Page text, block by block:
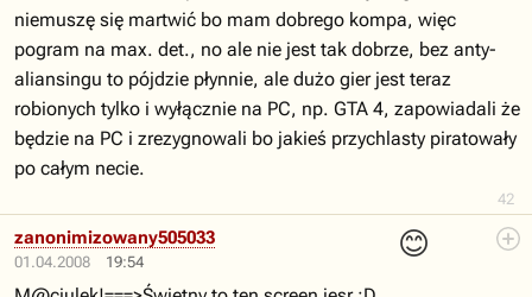
42
niemuszę się martwić bo mam dobrego kompa, więc
pogram na max. det., no ale nie jest tak dobrze, bez anty-
aliansingu to pójdzie płynnie, ale dużo gier jest teraz
robionych tylko i wyłącznie na PC, np. GTA 4, zapowiadali że
będzie na PC i zrezygnowali bo jakieś przychlasty piratowały
po całym necie.
01.04.2008 19:54
😊
zanonimizowany505033